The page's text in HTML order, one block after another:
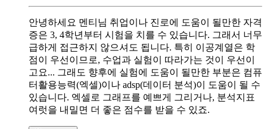
안녕하세요 멘티님 취업이나 진로에 도움이 될만한 자격
증은 3, 4학년부터 시험을 치를 수 있습니다. 그래서 너무
급하게 접근하지 않으셔도 됩니다. 특히 이공계열은 학
점이 우선이므로, 수업과 실험이 따라가는 것이 우선이
고요... 그래도 향후에 실험에 도움이 될만한 부분은 컴퓨
터활용능력(엑셀)이나 adsp(데이터 분석)이 도움이 될 수
있습니다. 엑셀로 그래프를 예쁘게 그리거나, 분석지표
여럿을 내밀면 더 좋은 점수를 받을 수 있죠.